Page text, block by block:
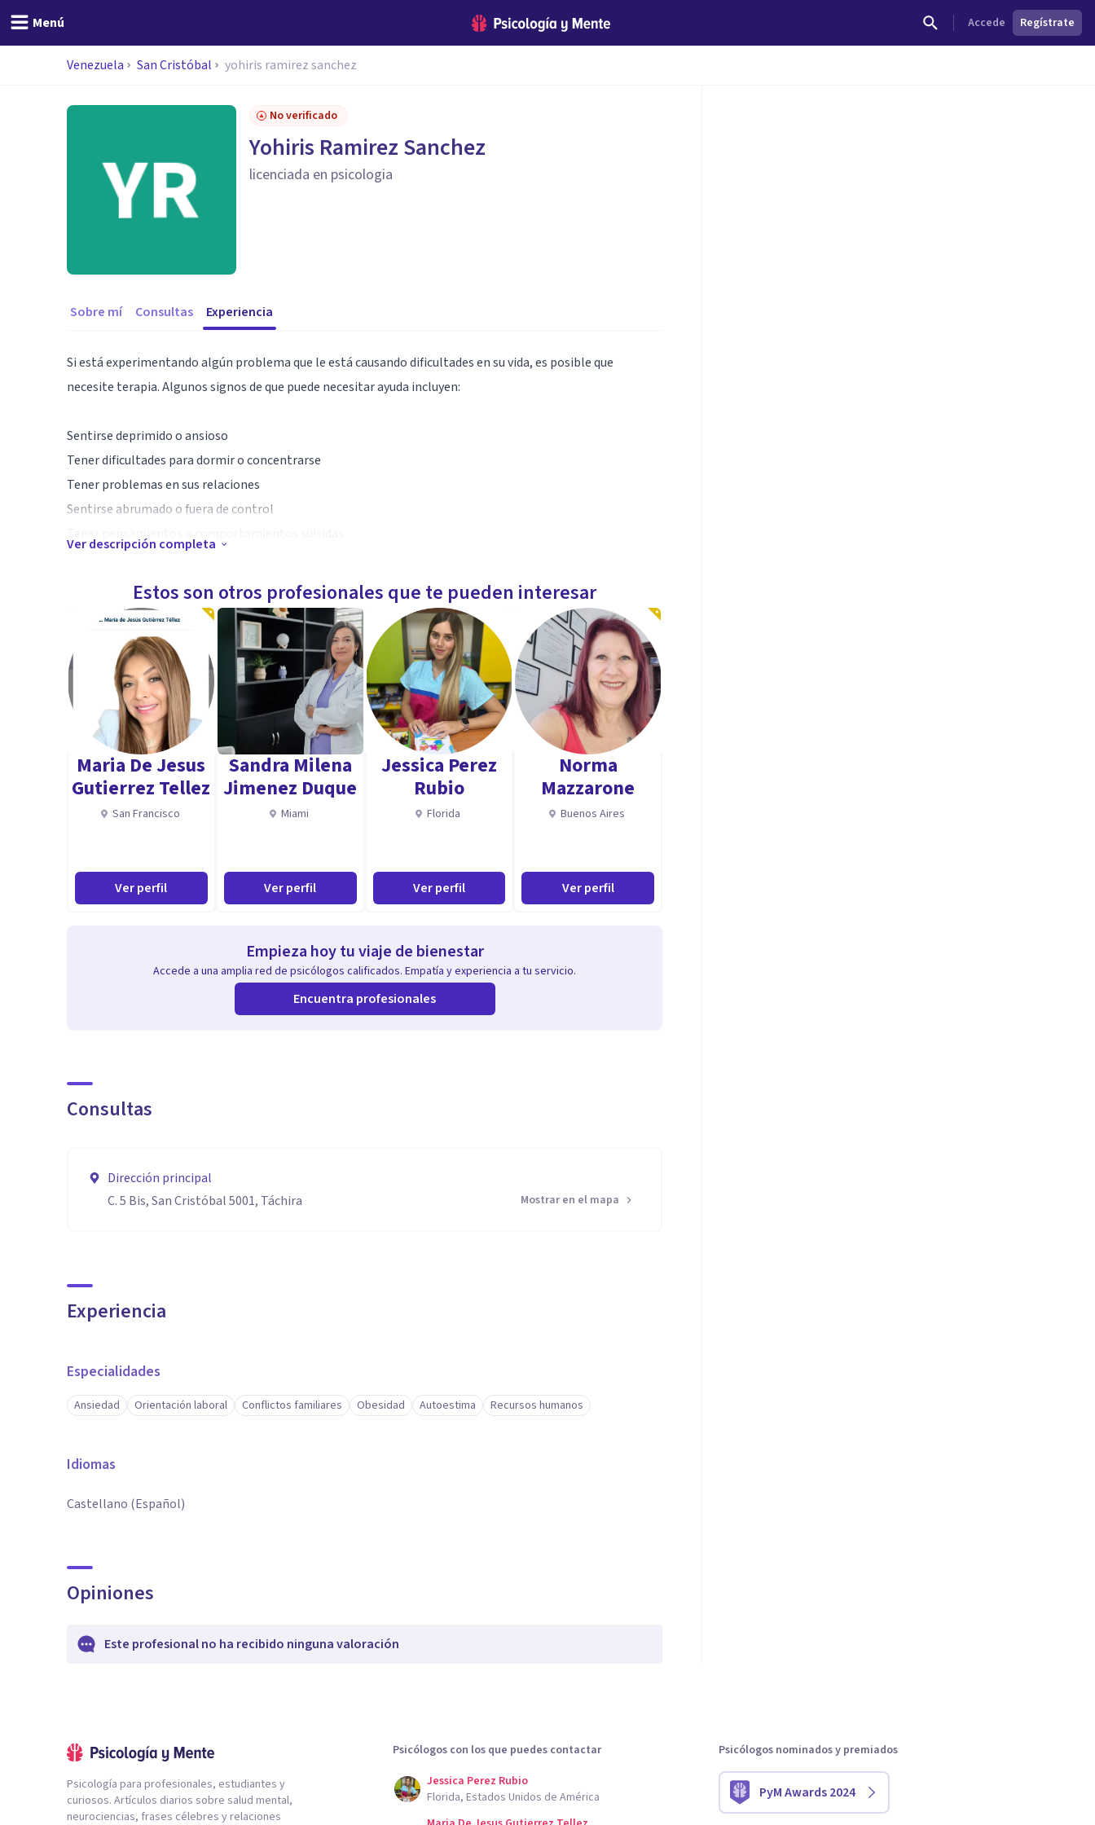
Menú Accede Regístrate
Venezuela San Cristóbal yohiris ramirez sanchez
No verificado
Yohiris Ramirez Sanchez
licenciada en psicologia
Sobre mí Consultas Experiencia
Si está experimentando algún problema que le está causando dificultades en su vida, es posible que
necesite terapia. Algunos signos de que puede necesitar ayuda incluyen:
Sentirse deprimido o ansioso
Tener dificultades para dormir o concentrarse
Tener problemas en sus relaciones
Sentirse abrumado o fuera de control
te acompaño ,solo tu puedes cambiar tu vida
Ver descripción completa
Estos son otros profesionales que te pueden interesar
Maria De Jesus
Gutierrez Tellez
San Francisco
Ver perfil
Sandra Milena
Jimenez Duque
Miami
Ver perfil
Jessica Perez
Rubio
Florida
Ver perfil
Norma
Mazzarone
Buenos Aires
Ver perfil
Empieza hoy tu viaje de bienestar
Accede a una amplia red de psicólogos calificados. Empatía y experiencia a tu servicio.
Encuentra profesionales
Consultas
Dirección principal
C. 5 Bis, San Cristóbal 5001, Táchira
Mostrar en el mapa
Experiencia
Especialidades
Ansiedad Orientación laboral Conflictos familiares Obesidad Autoestima Recursos humanos
Idiomas
Castellano (Español)
Opiniones
Este profesional no ha recibido ninguna valoración
Psicología para profesionales, estudiantes y
curiosos. Artículos diarios sobre salud mental,
neurociencias, frases célebres y relaciones
Psicólogos con los que puedes contactar
Jessica Perez Rubio
Florida, Estados Unidos de América
Psicólogos nominados y premiados
PyM Awards 2024